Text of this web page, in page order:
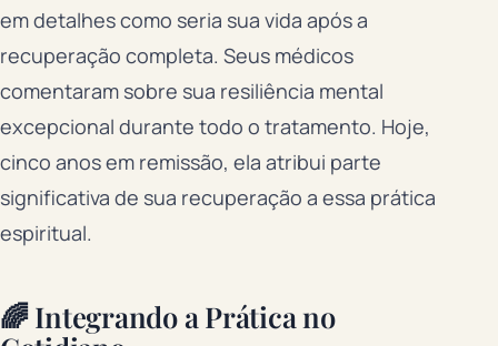
em detalhes como seria sua vida após a
recuperação completa. Seus médicos
comentaram sobre sua resiliência mental
excepcional durante todo o tratamento. Hoje,
cinco anos em remissão, ela atribui parte
significativa de sua recuperação a essa prática
espiritual.
🌈 Integrando a Prática no